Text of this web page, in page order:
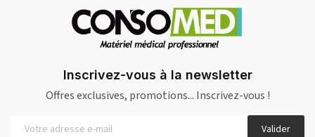
Inscrivez-vous à la newsletter
Offres exclusives, promotions... Inscrivez-vous !
Valider